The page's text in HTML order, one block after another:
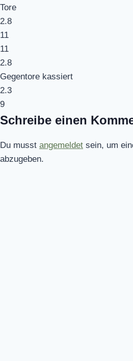
Tore
2.8
11
11
2.8
Gegentore kassiert
2.3
9
Schreibe einen
Du musst angemeldet sein, um
abzugeben.